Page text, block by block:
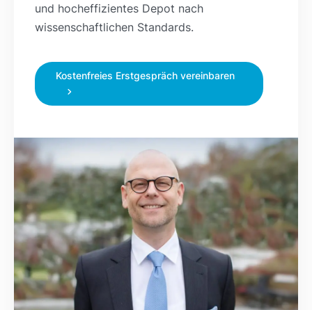
und hocheffizientes Depot nach
wissenschaftlichen Standards.
Kostenfreies Erstgespräch vereinbaren